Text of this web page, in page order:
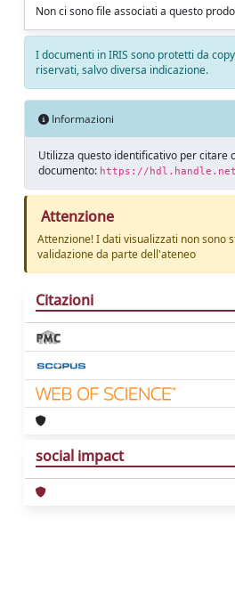
Non ci sono file associati a questo
I documenti in IRIS sono protetti da
riservati, salvo diversa indicazione.
Informazioni
Utilizza questo identificativo per citare
documento: https://hdl.handle.net/
Attenzione
Attenzione! I dati visualizzati non sono
validazione da parte dell'ateneo
Citazioni
social impact